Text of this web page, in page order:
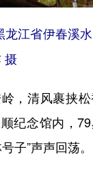
龙江省伊春溪
摄
清风裹挟松
纪念馆内，
子”声声回荡。